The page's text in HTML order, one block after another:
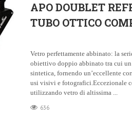
APO DOUBLET
TUBO OTTICO
Vetro perfettamente abbinato: la
obiettivo doppio abbinato tra cui
sintetica, fornendo un’eccellente
usi visivi e fotografici.Eccezionale
utilizzando vetro di altissima ...
636